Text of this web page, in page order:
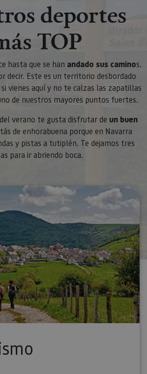
deportes
TOP
hasta que se han andado sus caminos.
decir. Este es un territorio desbordado
vienes aquí y no te calzas las zapatillas
de nuestros mayores puntos fuertes.
verano te gusta disfrutar de un buen
de enhorabuena porque en Navarra
y pistas a tutiplén. Te dejamos tres
para ir abriendo boca.